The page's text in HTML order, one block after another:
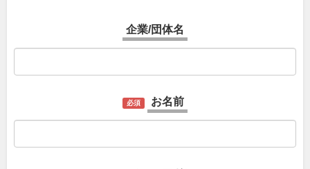
企業/団体名
必須 お名前